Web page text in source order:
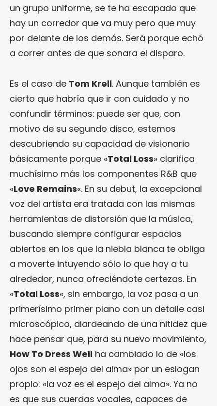
un grupo uniforme, se te ha escapado que
hay un corredor que va muy pero que muy
por delante de los demás. Será porque echó
a correr antes de que sonara el disparo.
Es el caso de Tom Krell. Aunque también es
cierto que habría que ir con cuidado y no
confundir términos: puede ser que, con
motivo de su segundo disco, estemos
descubriendo su capacidad de visionario
básicamente porque «Total Loss» clarifica
muchísimo más los componentes R&B que
«Love Remains«. En su debut, la excepcional
voz del artista era tratada con las mismas
herramientas de distorsión que la música,
buscando siempre configurar espacios
abiertos en los que la niebla blanca te obliga
a moverte intuyendo sólo lo que hay a tu
alrededor, nunca ofreciéndote certezas. En
«Total Loss«, sin embargo, la voz pasa a un
primerísimo primer plano con un detalle casi
microscópico, alardeando de una nitidez que
hace pensar que, para su nuevo movimiento,
How To Dress Well ha cambiado lo de «los
ojos son el espejo del alma» por un eslogan
propio: «la voz es el espejo del alma». Ya no
es que sus cuerdas vocales, capaces de